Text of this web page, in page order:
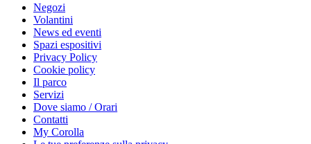
Negozi
Volantini
News ed eventi
Spazi espositivi
Privacy Policy
Cookie policy
Il parco
Servizi
Dove siamo / Orari
Contatti
My Corolla